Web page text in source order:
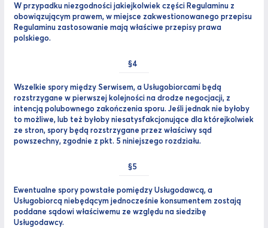
W przypadku niezgodności jakiejkolwiek części Regulaminu z
obowiązującym prawem, w miejsce zakwestionowanego przepisu
Regulaminu zastosowanie mają właściwe przepisy prawa
polskiego.
Wszelkie spory między Serwisem, a Usługobiorcami będą
rozstrzygane w pierwszej kolejności na drodze negocjacji, z
intencją polubownego zakończenia sporu. Jeśli jednak nie byłoby
to możliwe, lub też byłoby niesatysfakcjonujące dla którejkolwiek
ze stron, spory będą rozstrzygane przez właściwy sąd
powszechny, zgodnie z pkt. 5 niniejszego rozdziału.
Ewentualne spory powstałe pomiędzy Usługodawcą, a
Usługobiorcą niebędącym jednocześnie konsumentem zostają
poddane sądowi właściwemu ze względu na siedzibę
Usługodawcy.